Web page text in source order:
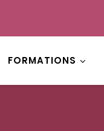
FORMATIONS